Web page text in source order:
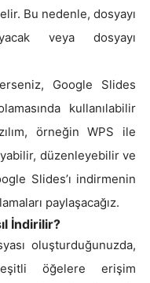
Bu nedenle, dosyayı
veya dosyayı
Google Slides
kullanılabilir
örneğin WPS ile
düzenleyebilir ve
Slides’ı indirmenin
paylaşacağız.
İndirilir?
oluşturduğunuzda,
öğelere erişim